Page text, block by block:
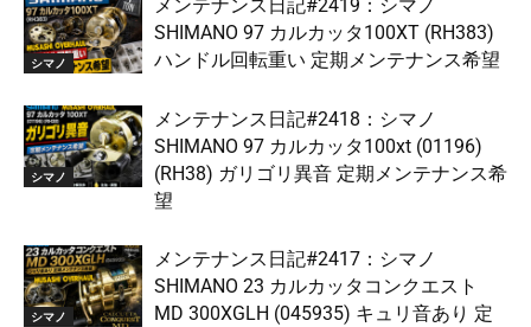
シマノ
メンテナンス日記#2419：シマノ
SHIMANO 97 カルカッタ100XT (RH383)
ハンドル回転重い 定期メンテナンス希望
シマノ
メンテナンス日記#2418：シマノ
SHIMANO 97 カルカッタ100xt (01196)
(RH38) ガリゴリ異音 定期メンテナンス希
望
シマノ
メンテナンス日記#2417：シマノ
SHIMANO 23 カルカッタコンクエスト
MD 300XGLH (045935) キュリ音あり 定